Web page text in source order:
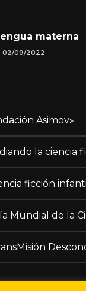
materna
02/09/2022
Asimov»
la ciencia
ficción infantil
Mundial de la